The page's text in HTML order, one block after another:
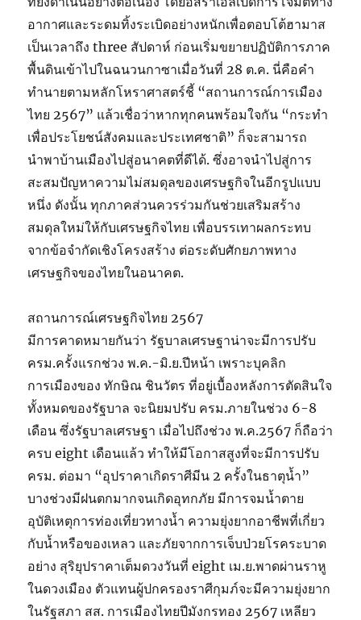
อากาศและระดมทิ้งระเบิดอย่างหนักเพื่อตอบโต้ฮามาส
เป็นเวลาถึง three สัปดาห์ ก่อนเริ่มขยายปฏิบัติการภาค
พื้นดินเข้าไปในฉนวนกาซาเมื่อวันที่ 28 ต.ค. นี่คือคำ
ทำนายตามหลักโหราศาสตร์ชี้ “สถานการณ์การเมือง
ไทย 2567” แล้วเชื่อว่าหากทุกคนพร้อมใจกัน “กระทำ
เพื่อประโยชน์สังคมและประเทศชาติ” ก็จะสามารถ
นำพาบ้านเมืองไปสู่อนาคตที่ดีได้. ซึ่งอาจนำไปสู่การ
สะสมปัญหาความไม่สมดุลของเศรษฐกิจในอีกรูปแบบ
หนึ่ง ดังนั้น ทุกภาคส่วนควรร่วมกันช่วยเสริมสร้าง
สมดุลใหม่ให้กับเศรษฐกิจไทย เพื่อบรรเทาผลกระทบ
จากข้อจำกัดเชิงโครงสร้าง ต่อระดับศักยภาพทาง
เศรษฐกิจของไทยในอนาคต.
สถานการณ์เศรษฐกิจไทย 2567
มีการคาดหมายกันว่า รัฐบาลเศรษฐาน่าจะมีการปรับ
ครม.ครั้งแรกช่วง พ.ค.-มิ.ย.ปีหน้า เพราะบุคลิก
การเมืองของ ทักษิณ ชินวัตร ที่อยู่เบื้องหลังการตัดสินใจ
ทั้งหมดของรัฐบาล จะนิยมปรับ ครม.ภายในช่วง 6-8
เดือน ซึ่งรัฐบาลเศรษฐา เมื่อไปถึงช่วง พ.ค.2567 ก็ถือว่า
ครบ eight เดือนแล้ว ทำให้มีโอกาสสูงที่จะมีการปรับ
ครม. ต่อมา “อุปราคาเกิดราศีมีน 2 ครั้งในธาตุน้ำ”
บางช่วงมีฝนตกมากจนเกิดอุทกภัย มีการจมน้ำตาย
อุบัติเหตุการท่องเที่ยวทางน้ำ ความยุ่งยากอาชีพที่เกี่ยว
กับน้ำหรือของเหลว และภัยจากการเจ็บป่วยโรคระบาด
อย่าง สุริยุปราคาเต็มดวงวันที่ eight เม.ย.พาดผ่านราหู
ในดวงเมือง ตัวแทนผู้ปกครองราศีกุมภ์จะมีความยุ่งยาก
ในรัฐสภา สส. การเมืองไทยปีมังกรทอง 2567 เหลียว